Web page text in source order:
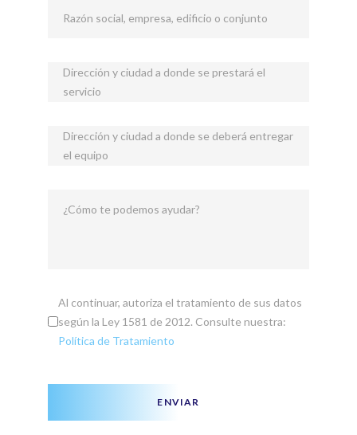
Razón social, empresa, edificio o conjunto
Dirección y ciudad a donde se prestará el
servicio
Dirección y ciudad a donde se deberá entregar
el equipo
¿Cómo te podemos ayudar?
Al continuar, autoriza el tratamiento de sus datos
según la Ley 1581 de 2012. Consulte nuestra:
Política de Tratamiento
ENVIAR